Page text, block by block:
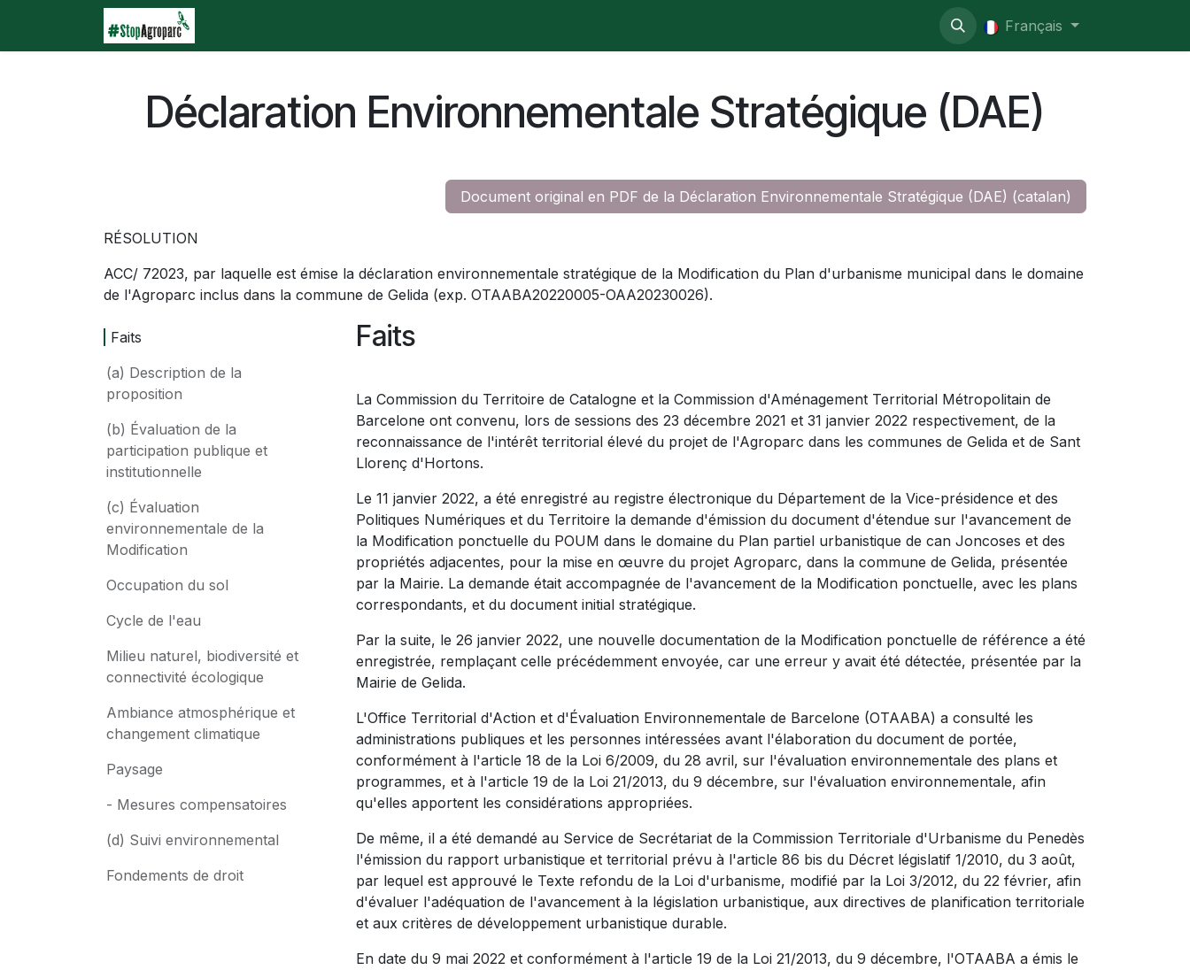
Se rendre au contenu
Français
Déclaration Environnementale Stratégique (DAE)
Document original en PDF de la Déclaration Environnementale Stratégique (DAE) (catalan)
RÉSOLUTION
ACC/ 72023, par laquelle est émise la déclaration environnementale stratégique de la Modification du Plan d'urbanisme municipal dans le domaine
de l'Agroparc inclus dans la commune de Gelida (exp. OTAABA20220005-OAA20230026).
Faits
(a) Description de la
proposition
(b) Évaluation de la
participation publique et
institutionnelle
(c) Évaluation
environnementale de la
Modification
Occupation du sol
Cycle de l'eau
Milieu naturel, biodiversité et
connectivité écologique
Ambiance atmosphérique et
changement climatique
Paysage
- Mesures compensatoires
(d) Suivi environnemental
Fondements de droit
Faits
La Commission du Territoire de Catalogne et la Commission d'Aménagement Territorial Métropolitain de
Barcelone ont convenu, lors de sessions des 23 décembre 2021 et 31 janvier 2022 respectivement, de la
reconnaissance de l'intérêt territorial élevé du projet de l'Agroparc dans les communes de Gelida et de Sant
Llorenç d'Hortons.
Le 11 janvier 2022, a été enregistré au registre électronique du Département de la Vice-présidence et des
Politiques Numériques et du Territoire la demande d'émission du document d'étendue sur l'avancement de
la Modification ponctuelle du POUM dans le domaine du Plan partiel urbanistique de can Joncoses et des
propriétés adjacentes, pour la mise en œuvre du projet Agroparc, dans la commune de Gelida, présentée
par la Mairie. La demande était accompagnée de l'avancement de la Modification ponctuelle, avec les plans
correspondants, et du document initial stratégique.
Par la suite, le 26 janvier 2022, une nouvelle documentation de la Modification ponctuelle de référence a été
enregistrée, remplaçant celle précédemment envoyée, car une erreur y avait été détectée, présentée par la
Mairie de Gelida.
L'Office Territorial d'Action et d'Évaluation Environnementale de Barcelone (OTAABA) a consulté les
administrations publiques et les personnes intéressées avant l'élaboration du document de portée,
conformément à l'article 18 de la Loi 6/2009, du 28 avril, sur l'évaluation environnementale des plans et
programmes, et à l'article 19 de la Loi 21/2013, du 9 décembre, sur l'évaluation environnementale, afin
qu'elles apportent les considérations appropriées.
De même, il a été demandé au Service de Secrétariat de la Commission Territoriale d'Urbanisme du Penedès
l'émission du rapport urbanistique et territorial prévu à l'article 86 bis du Décret législatif 1/2010, du 3 août,
par lequel est approuvé le Texte refondu de la Loi d'urbanisme, modifié par la Loi 3/2012, du 22 février, afin
d'évaluer l'adéquation de l'avancement à la législation urbanistique, aux directives de planification territoriale
et aux critères de développement urbanistique durable.
En date du 9 mai 2022 et conformément à l'article 19 de la Loi 21/2013, du 9 décembre, l'OTAABA a émis le